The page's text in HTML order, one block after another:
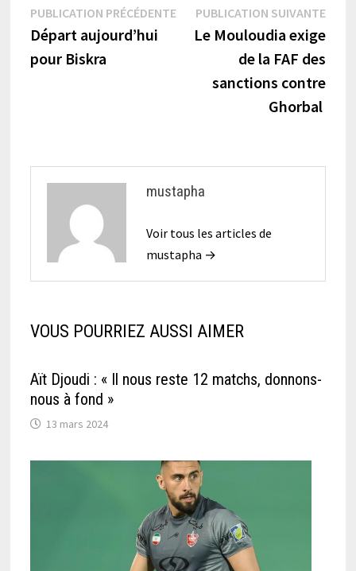
Navigation
de
l’article
PUBLICATION PRÉCÉDENTEPublication
précédente :
Départ aujourd’hui
pour Biskra
PUBLICATION SUIVANTE
Le Mouloudia exige
de la FAF des
sanctions contre
Ghorbal
mustapha
Voir tous les articles de
mustapha →
VOUS POURRIEZ AUSSI AIMER
Aït Djoudi : « Il nous reste 12 matchs, donnons-
nous à fond »
13 mars 2024